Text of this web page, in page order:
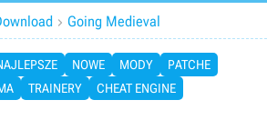
 Going Medieval
NOWE MODY
PATCHE
TRAINERY CHEAT ENGINE